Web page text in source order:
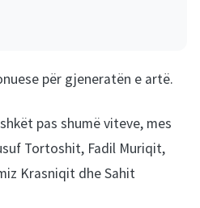
për gjeneratën e artë.
pas shumë viteve, mes
Tortoshit, Fadil Muriqit,
Krasniqit dhe Sahit